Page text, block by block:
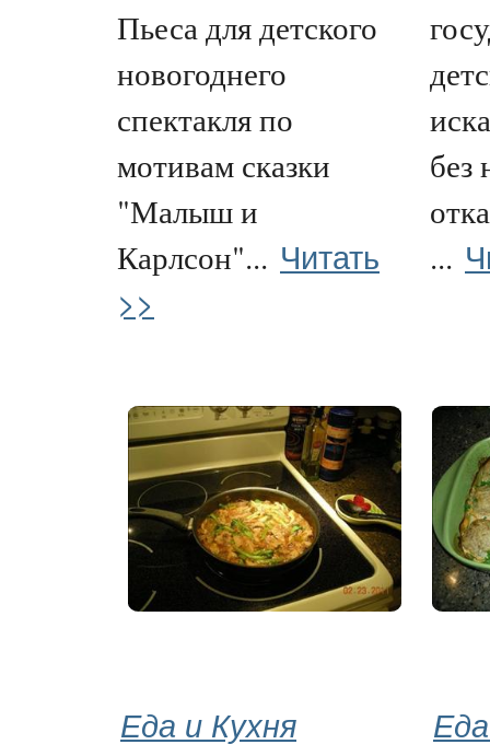
Пьеса для детского
новогоднего
спектакля по
мотивам сказки
"Малыш и
Карлсон"... Читать
>>
без
...
Еда и Кухня